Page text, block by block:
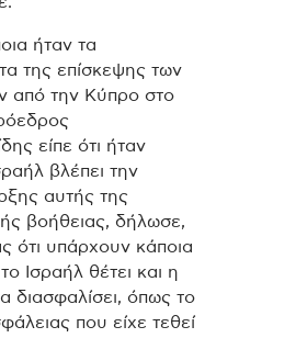
ήταν τα
της επίσκεψης των
από την Κύπρο στο
είπε ότι ήταν
βλέπει την
αυτής της
βοήθειας, δήλωσε,
ότι υπάρχουν κάποια
Ισραήλ θέτει και η
διασφαλίσει, όπως το
που είχε τεθεί